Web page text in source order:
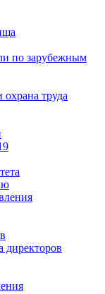
по зарубежным
труда
директоров